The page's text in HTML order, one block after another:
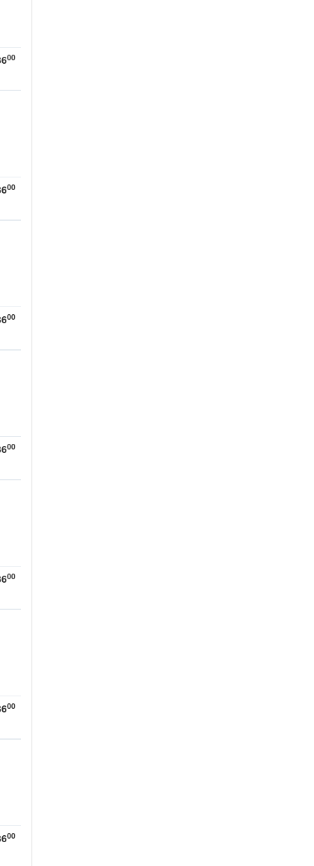
00
00
00
00
00
00
00